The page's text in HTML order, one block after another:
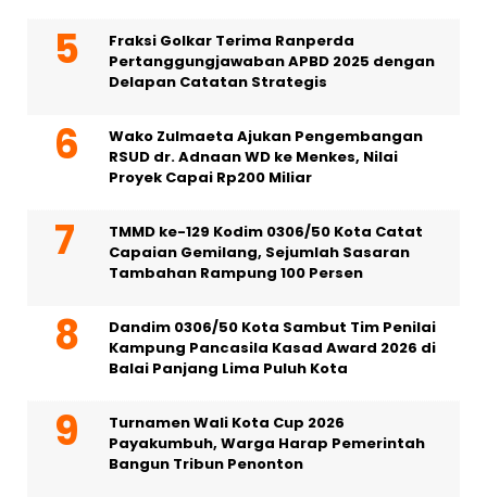
Fraksi Golkar Terima Ranperda
Pertanggungjawaban APBD 2025 dengan
Delapan Catatan Strategis
Wako Zulmaeta Ajukan Pengembangan
RSUD dr. Adnaan WD ke Menkes, Nilai
Proyek Capai Rp200 Miliar
TMMD ke-129 Kodim 0306/50 Kota Catat
Capaian Gemilang, Sejumlah Sasaran
Tambahan Rampung 100 Persen
Dandim 0306/50 Kota Sambut Tim Penilai
Kampung Pancasila Kasad Award 2026 di
Balai Panjang Lima Puluh Kota
Turnamen Wali Kota Cup 2026
Payakumbuh, Warga Harap Pemerintah
Bangun Tribun Penonton